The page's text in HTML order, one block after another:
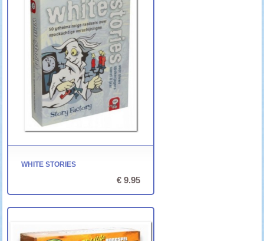
WHITE STORIES
€ 9.95